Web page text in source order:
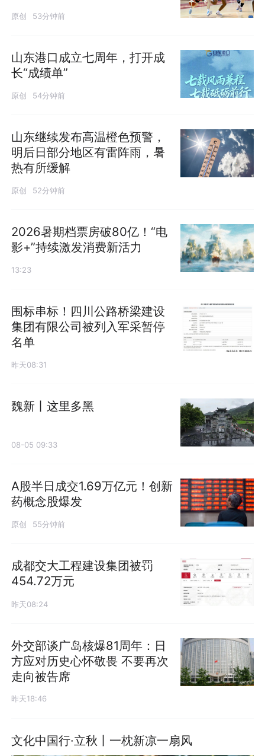
原创 53分钟前
山东港口成立七周年，打开成
长“成绩单”
原创 54分钟前
山东继续发布高温橙色预警，
明后日部分地区有雷阵雨，暑
热有所缓解
原创 52分钟前
2026暑期档票房破80亿！“电
影+”持续激发消费新活力
13:23
围标串标！四川公路桥梁建设
集团有限公司被列入军采暂停
名单
昨天08:31
魏新丨这里多黑
08-05 09:33
A股半日成交1.69万亿元！创新
药概念股爆发
原创 55分钟前
成都交大工程建设集团被罚
454.72万元
昨天08:24
外交部谈广岛核爆81周年：日
方应对历史心怀敬畏 不要再次
走向被告席
昨天18:46
文化中国行·立秋丨一枕新凉一扇风